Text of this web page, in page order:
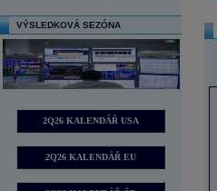
VÝSLEDKOVÁ SEZÓNA
2Q26 KALENDÁŘ USA
2Q26 KALENDÁŘ EU